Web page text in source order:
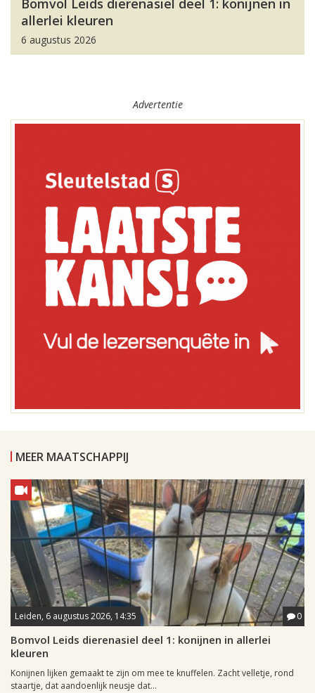
Bomvol Leids dierenasiel deel 1: konijnen in
allerlei kleuren
6 augustus 2026
Advertentie
MEER MAATSCHAPPIJ
Leiden, 6 augustus 2026, 14:35 0
Bomvol Leids dierenasiel deel 1: konijnen in allerlei
kleuren
Konijnen lijken gemaakt te zijn om mee te knuffelen. Zacht velletje, rond
staartje, dat aandoenlijk neusje dat...